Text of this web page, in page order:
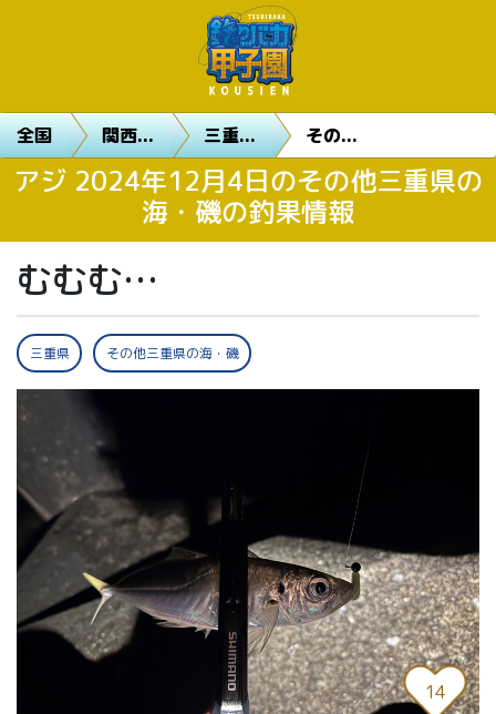
全国 関西... 三重... その...
アジ 2024年12月4日のその他三重県の
海・磯の釣果情報
むむむ…
三重県 その他三重県の海・磯
14